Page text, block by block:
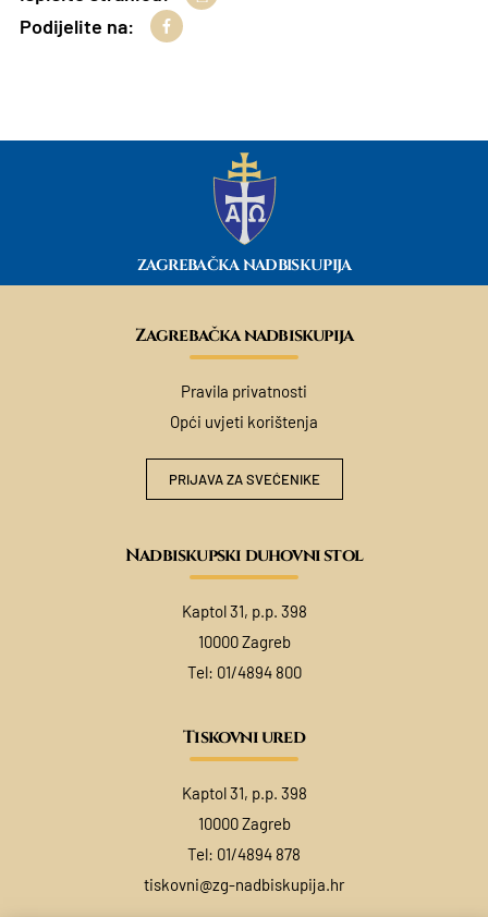
Podijelite na:
ZAGREBAČKA NADBISKUPIJA
Zagrebačka nadbiskupija
Pravila privatnosti
Opći uvjeti korištenja
PRIJAVA ZA SVEĆENIKE
Nadbiskupski duhovni stol
Kaptol 31, p.p. 398
10000 Zagreb
Tel: 01/4894 800
Tiskovni ured
Kaptol 31, p.p. 398
10000 Zagreb
Tel: 01/4894 878
tiskovni@zg-nadbiskupija.hr